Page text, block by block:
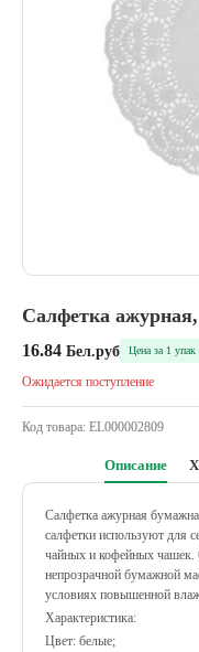
Салфетка
16.84 Бел.руб Цена за 1
Ожидается поступление
Код товара: EL000002809
Описание
Салфетка ажурная
салфетки используют для
чайных и кофейных чашек.
непрозрачной бумажной
условиях повышенной
Характеристика:
Цвет: белые;